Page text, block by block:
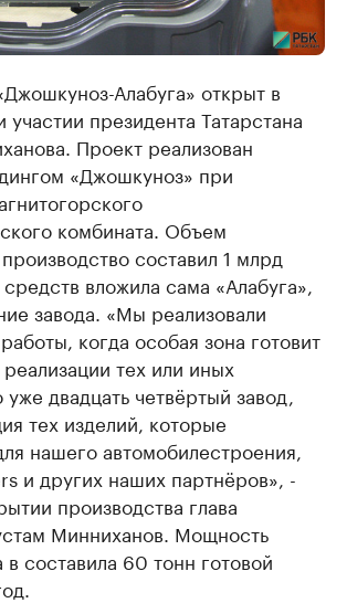
Алабуга» открыт в
участии президента Татарстана
Проект реализован
«Джошкуноз» при
комбината. Объем
составил 1 млрд
вложила сама «Алабуга»,
завода. «Мы реализовали
когда особая зона готовит
тех или иных
двадцать четвёртый завод,
тех изделий, которые
нашего автомобилестроения,
и других наших партнёров», -
производства глава
Минниханов. Мощность
в составила 60 тонн готовой